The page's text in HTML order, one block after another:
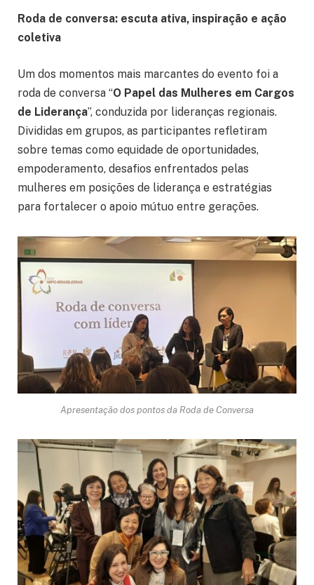
Roda de conversa: escuta ativa, inspiração e ação
coletiva
Um dos momentos mais marcantes do evento foi a
roda de conversa “O Papel das Mulheres em Cargos
de Liderança”, conduzida por lideranças regionais.
Divididas em grupos, as participantes refletiram
sobre temas como equidade de oportunidades,
empoderamento, desafios enfrentados pelas
mulheres em posições de liderança e estratégias
para fortalecer o apoio mútuo entre gerações.
Apresentação dos pontos da Roda de Conversa